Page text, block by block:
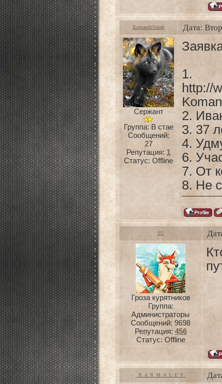
KomandirVanek Дата:
Сержант
Группа: В стае
Сообщений:
27
Репутация: 1
Статус: Offline
1.
http://
2.
3. 37
4.
6.
7. От
8. Не
SU
Гроза курятников
Группа:
Администраторы
Сообщений: 9698
Репутация: 456
Статус: Offline
_B_A_R_M_A_L_E_Y_